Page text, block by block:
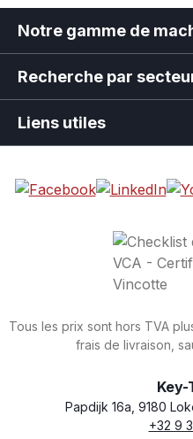
Notre gamme de
Recherche par
Liens utiles
Tous les prix sont hors TVA
frais de livraison,
Key-
Papdijk 16a, 9180
+32 9